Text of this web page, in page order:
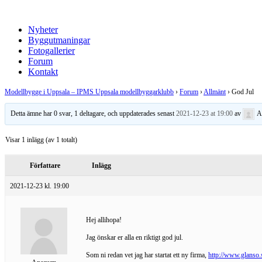
Nyheter
Byggutmaningar
Fotogallerier
Forum
Kontakt
Modellbygge i Uppsala – IPMS Uppsala modellbyggarklubb › Forum ›Allmänt › God Jul
Detta ämne har 0 svar, 1 deltagare, och uppdaterades senast2021-12-23 at 19:00 av
Visar 1 inlägg (av 1 totalt)
Författare Inlägg
2021-12-23 kl. 19:00
Hej allihopa!
Jag önskar er alla en riktigt god jul.
Som ni redan vet jag har startat ett ny firma, http://